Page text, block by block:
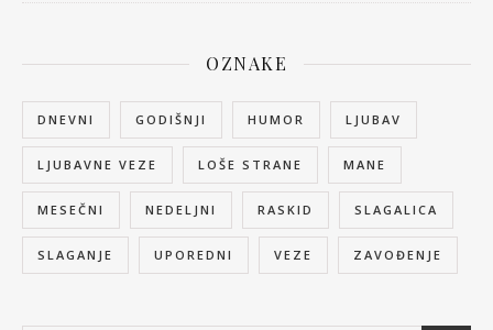
OZNAKE
DNEVNI GODIŠNJI HUMOR LJUBAV
LJUBAVNE VEZE LOŠE STRANE MANE
MESEČNI NEDELJNI RASKID SLAGALICA
SLAGANJE UPOREDNI VEZE ZAVOĐENJE